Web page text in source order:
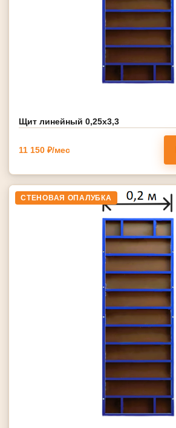
Щит линейный 0,25х3,3
11 150 ₽/мес
СТЕНОВАЯ ОПАЛУБКА